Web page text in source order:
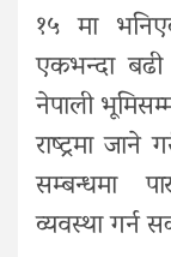
१५ मा
एकभन्दा बढी
नेपाली
राष्ट्रमा
सम्बन्धमा
व्यवस्था गर्न